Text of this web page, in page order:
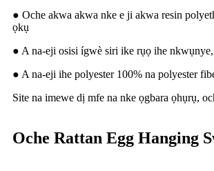
● Oche akwa akwa nke e ji akwa resin
ọkụ
● A na-eji osisi ígwè siri ike rụọ ihe
● A na-eji ihe polyester 100% na polyester
Site na imewe dị mfe na nke ọgbara ọhụrụ,
Oche Rattan Egg Hanging